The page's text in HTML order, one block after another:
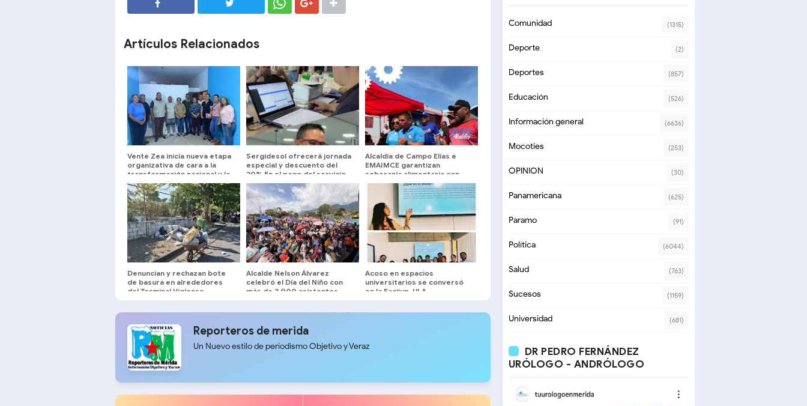
Artículos Relacionados
Vente Zea inicia nueva etapa
organizativa de cara a la
transformación nacional y la
renovación de poderes
Sergidesol ofrecerá jornada
especial y descuento del
20% En el pago del servicio
de aseo urbano en la Plaza
Belén
Alcaldía de Campo Elías e
EMAIMCE garantizan
soberanía alimentaria con
jornadas itinerantes
semanales
Denuncian y rechazan bote
de basura en alrededores
del Terminal Vigíense
Alcalde Nelson Álvarez
celebró el Día del Niño con
más de 2.000 asistentes
Acoso en espacios
universitarios se conversó
en la Facijup-ULA
Reporteros de merida
Un Nuevo estilo de periodismo Objetivo y Veraz
Comunidad (1315)
Deporte (2)
Deportes (857)
Educación (526)
Información general (6636)
Mocoties (253)
OPINION (30)
Panamericana (625)
Paramo (91)
Política (6044)
Salud (763)
Sucesos (1159)
Universidad (681)
DR PEDRO FERNÁNDEZ
URÓLOGO - ANDRÓLOGO